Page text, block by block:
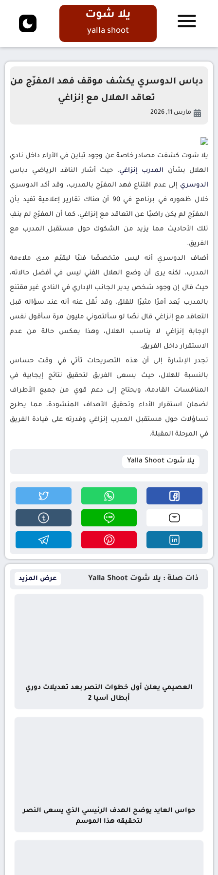
يلا شوت
yalla shoot
دباس الدوسري يكشف موقف فهد المفرّج من
تعاقد الهلال مع إنزاغي
مارس 11, 2026
يلا شوت كشفت مصادر خاصة عن وجود تباين في الآراء داخل نادي
الهلال بشأن المدرب إنزاغي، حيث أشار الناقد الرياضي دباس
الدوسري إلى عدم اقتناع فهد المفرّج بالمدرب، وقد أكد الدوسري
خلال ظهوره في برنامج في 90 أن هناك تقارير إعلامية تفيد بأن
المفرّج لم يكن راضيًا عن التعاقد مع إنزاغي، كما أن المفرّج لم ينفِ
تلك الأحاديث مما يزيد من الشكوك حول مستقبل المدرب مع
الفريق.
أضاف الدوسري أنه ليس متخصصًا فنيًا ليقيّم مدى ملاءمة
المدرب، لكنه يرى أن وضع الهلال الفني ليس في أفضل حالاته،
حيث قال إن وجود شخص يدير الجانب الإداري في النادي غير مقتنع
بالمدرب يُعد أمرًا مثيرًا للقلق، وقد نُقل عنه أنه عند سؤاله قبل
التعاقد مع إنزاغي قال نصًا لو سألتموني مليون مرة سأقول نفس
الإجابة إنزاغي لا يناسب الهلال، وهذا يعكس حالة من عدم
الاستقرار داخل الفريق.
تجدر الإشارة إلى أن هذه التصريحات تأتي في وقت حساس
بالنسبة للهلال، حيث يسعى الفريق لتحقيق نتائج إيجابية في
المنافسات القادمة، ويحتاج إلى دعم قوي من جميع الأطراف
لضمان استقرار الأداء وتحقيق الأهداف المنشودة، مما يطرح
تساؤلات حول مستقبل المدرب إنزاغي وقدرته على قيادة الفريق
في المرحلة المقبلة.
يلا شوت Yalla Shoot
ذات صلة : يلا شوت Yalla Shoot عرض المزيد
العصيمي يعلن أول خطوات النصر بعد تعديلات دوري
أبطال آسيا 2
حواس العايد يوضح الهدف الرئيسي الذي يسعى النصر
لتحقيقه هذا الموسم